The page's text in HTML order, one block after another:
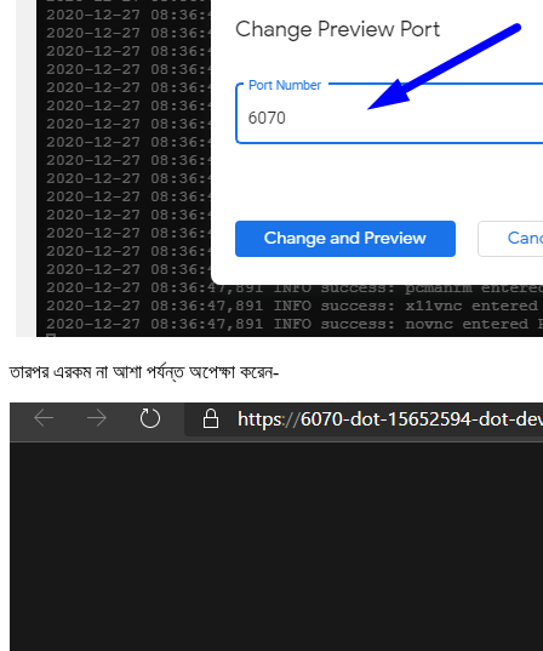
তারপর এরকম না আশা পর্যন্ত অপেক্ষা করেন-